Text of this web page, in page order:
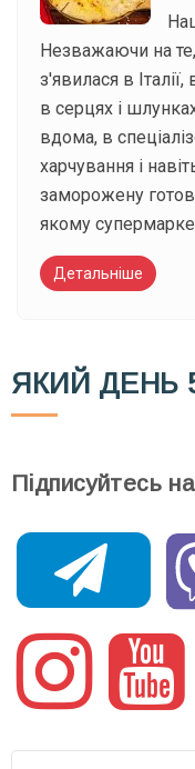
Незважаючи на
з'явилася в
в серцях і
вдома, в
харчування і
заморожену
якому
Детальніше
ЯКИЙ ДЕНЬ
Підписуйтесь